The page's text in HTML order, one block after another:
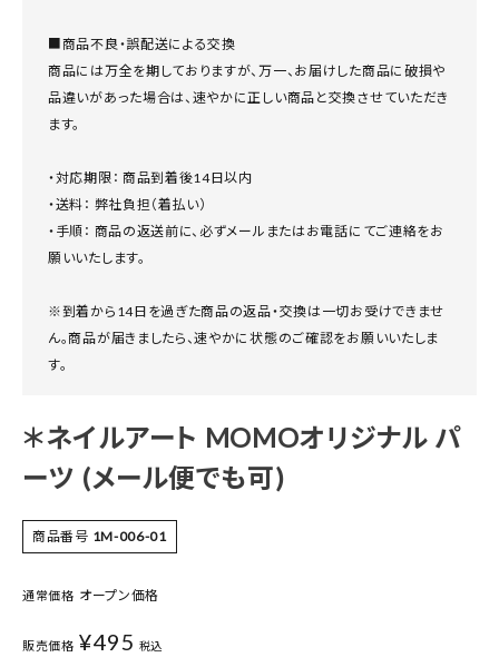
■商品不良・誤配送による交換
商品には万全を期しておりますが、万一、お届けした商品に破損や
品違いがあった場合は、速やかに正しい商品と交換させていただき
ます。
・対応期限： 商品到着後14日以内
・送料： 弊社負担（着払い）
・手順： 商品の返送前に、必ずメールまたはお電話にてご連絡をお
願いいたします。
※到着から14日を過ぎた商品の返品・交換は一切お受けできませ
ん。商品が届きましたら、速やかに状態のご確認をお願いいたしま
す。
＊ネイルアート MOMOオリジナル パ
ーツ (メール便でも可)
商品番号 1M-006-01
通常価格 オープン価格
販売価格 ¥495 税込